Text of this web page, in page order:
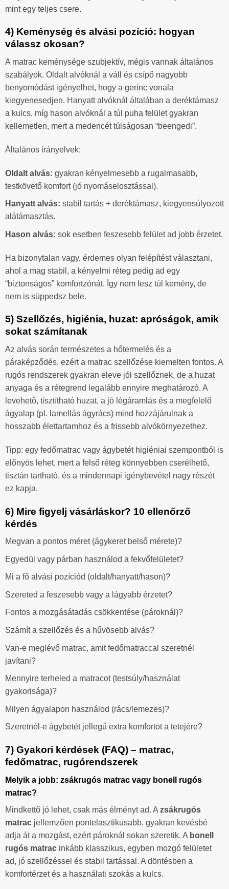
mint egy teljes csere.
4) Keménység és alvási pozíció: hogyan
válassz okosan?
A matrac keménysége szubjektív, mégis vannak általános
szabályok. Oldalt alvóknál a váll és csípő nagyobb
benyomódást igényelhet, hogy a gerinc vonala
kiegyenesedjen. Hanyatt alvóknál általában a deréktámasz
a kulcs, míg hason alvóknál a túl puha felület gyakran
kellemetlen, mert a medencét túlságosan “beengedi”.
Általános irányelvek:
Oldalt alvás: gyakran kényelmesebb a rugalmasabb,
testkövető komfort (jó nyomáselosztással).
Hanyatt alvás: stabil tartás + deréktámasz, kiegyensúlyozott
alátámasztás.
Hason alvás: sok esetben feszesebb felület ad jobb érzetet.
Ha bizonytalan vagy, érdemes olyan felépítést választani,
ahol a mag stabil, a kényelmi réteg pedig ad egy
“biztonságos” komfortzónát. Így nem lesz túl kemény, de
nem is süppedsz bele.
5) Szellőzés, higiénia, huzat: apróságok, amik
sokat számítanak
Az alvás során természetes a hőtermelés és a
páraképződés, ezért a matrac szellőzése kiemelten fontos. A
rugós rendszerek gyakran eleve jól szellőznek, de a huzat
anyaga és a rétegrend legalább ennyire meghatározó. A
levehető, tisztítható huzat, a jó légáramlás és a megfelelő
ágyalap (pl. lamellás ágyrács) mind hozzájárulnak a
hosszabb élettartamhoz és a frissebb alvókörnyezethez.
Tipp: egy fedőmatrac vagy ágybetét higiéniai szempontból is
előnyös lehet, mert a felső réteg könnyebben cserélhető,
tisztán tartható, és a mindennapi igénybevétel nagy részét
ez kapja.
6) Mire figyelj vásárláskor? 10 ellenőrző
kérdés
Megvan a pontos méret (ágykeret belső mérete)?
Egyedül vagy párban használod a fekvőfelületet?
Mi a fő alvási pozíciód (oldalt/hanyatt/hason)?
Szereted a feszesebb vagy a lágyabb érzetet?
Fontos a mozgásátadás csökkentése (pároknál)?
Számít a szellőzés és a hűvösebb alvás?
Van-e meglévő matrac, amit fedőmatraccal szeretnél
javítani?
Mennyire terheled a matracot (testsúly/használat
gyakorisága)?
Milyen ágyalapon használod (rács/lemezes)?
Szeretnél-e ágybetét jellegű extra komfortot a tetejére?
7) Gyakori kérdések (FAQ) – matrac,
fedőmatrac, rugórendszerek
Melyik a jobb: zsákrugós matrac vagy bonell rugós
matrac?
Mindkettő jó lehet, csak más élményt ad. A zsákrugós
matrac jellemzően pontelasztikusabb, gyakran kevésbé
adja át a mozgást, ezért pároknál sokan szeretik. A bonell
rugós matrac inkább klasszikus, egyben mozgó felületet
ad, jó szellőzéssel és stabil tartással. A döntésben a
komfortérzet és a használati szokás a kulcs.